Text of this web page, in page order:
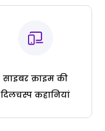
साइबर क्राइम की
दिलचस्प कहानियां